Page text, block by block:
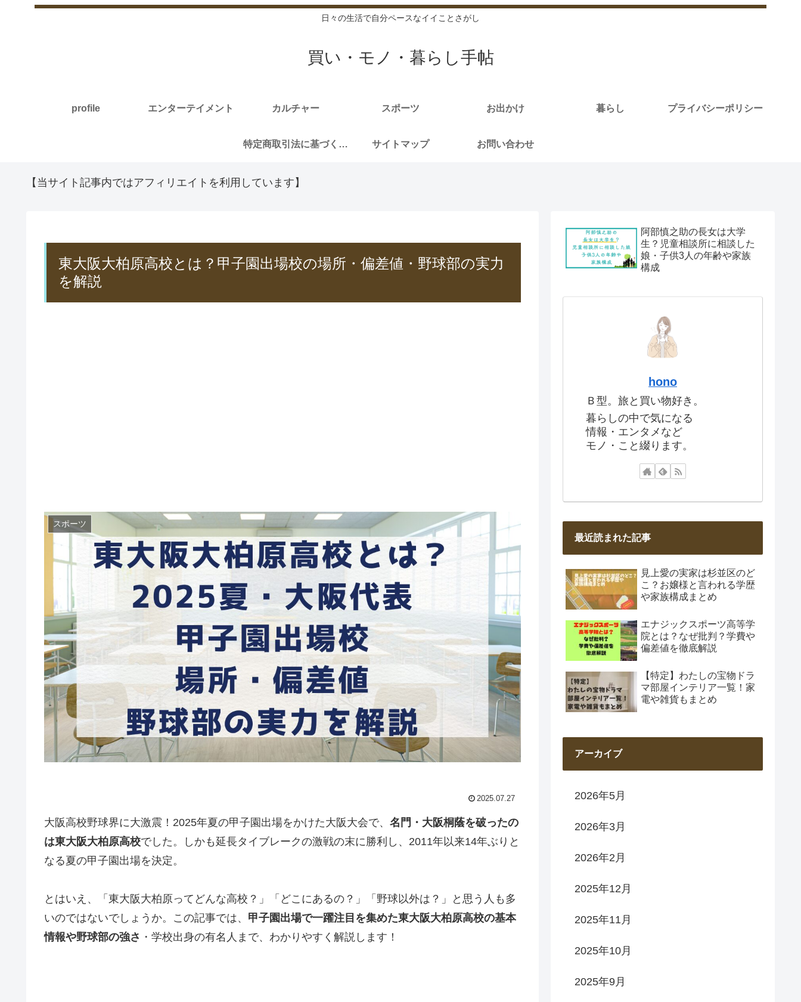
日々の生活で自分ペースなイイことさがし
買い・モノ・暮らし手帖
profile エンターテイメント カルチャー スポーツ お出かけ 暮らし プライバシーポリシー
特定商取引法に基づく表記 サイトマップ お問い合わせ
【当サイト記事内ではアフィリエイトを利用しています】
東大阪大柏原高校とは？甲子園出場校の場所・偏差値・野球部の実力
を解説
スポーツ
2025.07.27
大阪高校野球界に大激震！2025年夏の甲子園出場をかけた大阪大会で、 名門・大阪桐蔭を破ったの
は東大阪大柏原高校でした。しかも延長タイブレークの激戦の末に勝利し、2011年以来14年ぶりと
なる夏の甲子園出場を決定。
とはいえ、「東大阪大柏原ってどんな高校？」「どこにあるの？」「野球以外は？」と思う人も多
いのではないでしょうか。この記事では、 甲子園出場で一躍注目を集めた東大阪大柏原高校の基本
情報や野球部の強さ ・学校出身の有名人まで、わかりやすく解説します！
阿部慎之助の長女は大学
生？児童相談所に相談した
娘・子供3人の年齢や家族
構成
hono
Ｂ型。旅と買い物好き。
暮らしの中で気になる
情報・エンタメなど
モノ・こと綴ります。
最近読まれた記事
見上愛の実家は杉並区のど
こ？お嬢様と言われる学歴
や家族構成まとめ
エナジックスポーツ高等学
院とは？なぜ批判？学費や
偏差値を徹底解説
【特定】わたしの宝物ドラ
マ部屋インテリア一覧！家
電や雑貨もまとめ
アーカイブ
2026年5月
2026年3月
2026年2月
2025年12月
2025年11月
2025年10月
2025年9月